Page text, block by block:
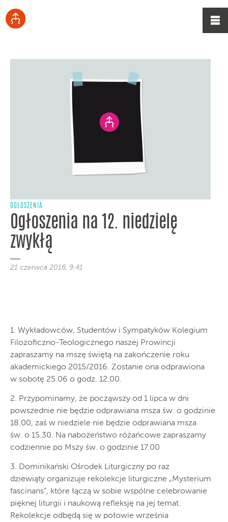
OGŁOSZENIA
Ogłoszenia na 12. niedzielę
zwykłą
21 czerwca 2016, 9:41
1. Wykładowców, Studentów i Sympatyków Kolegium
Filozoficzno-Teologicznego naszej Prowincji
zapraszamy na mszę świętą na zakończenie roku
akademickiego 2015/2016. Zostanie ona odprawiona
w sobotę 25.06 o godz. 12.00.
2. Przypominamy, że począwszy od 1 lipca w dni
powszednie nie będzie odprawiana msza św. o godzinie
18.00, zaś w niedziele nie będzie odprawiana msza
św. o 15.30. Na nabożeństwo różańcowe zapraszamy
codziennie po Mszy św. o godzinie 17.00
3. Dominikański Ośrodek Liturgiczny po raz
dziewiąty organizuje rekolekcje liturgiczne „Mysterium
fascinans”, które łączą w sobie wspólne celebrowanie
pięknej liturgii i naukową refleksję na jej temat.
Rekolekcje odbędą się w połowie września